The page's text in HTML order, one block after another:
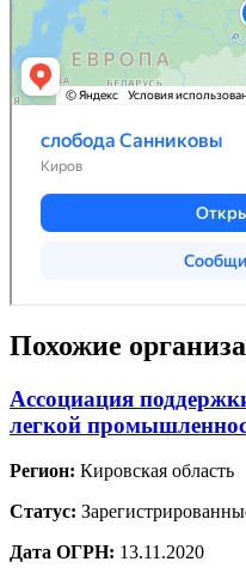
Похожие
Ассоциация
легкой
Регион: Кировская область
Статус:
Дата ОГРН: 13.11.2020